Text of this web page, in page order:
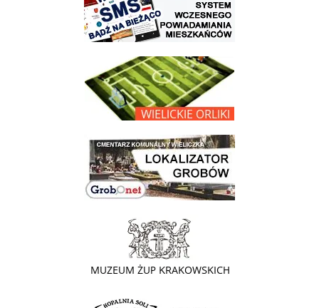
link do opisu projektu Wielickie Orliki
link do lokalizatora grobów na wielickim cmentarzu - grobnet
link do strony - Muzeum Żup Krakowskich Wieliczka
link do strony Kopalni Soli Wieliczka